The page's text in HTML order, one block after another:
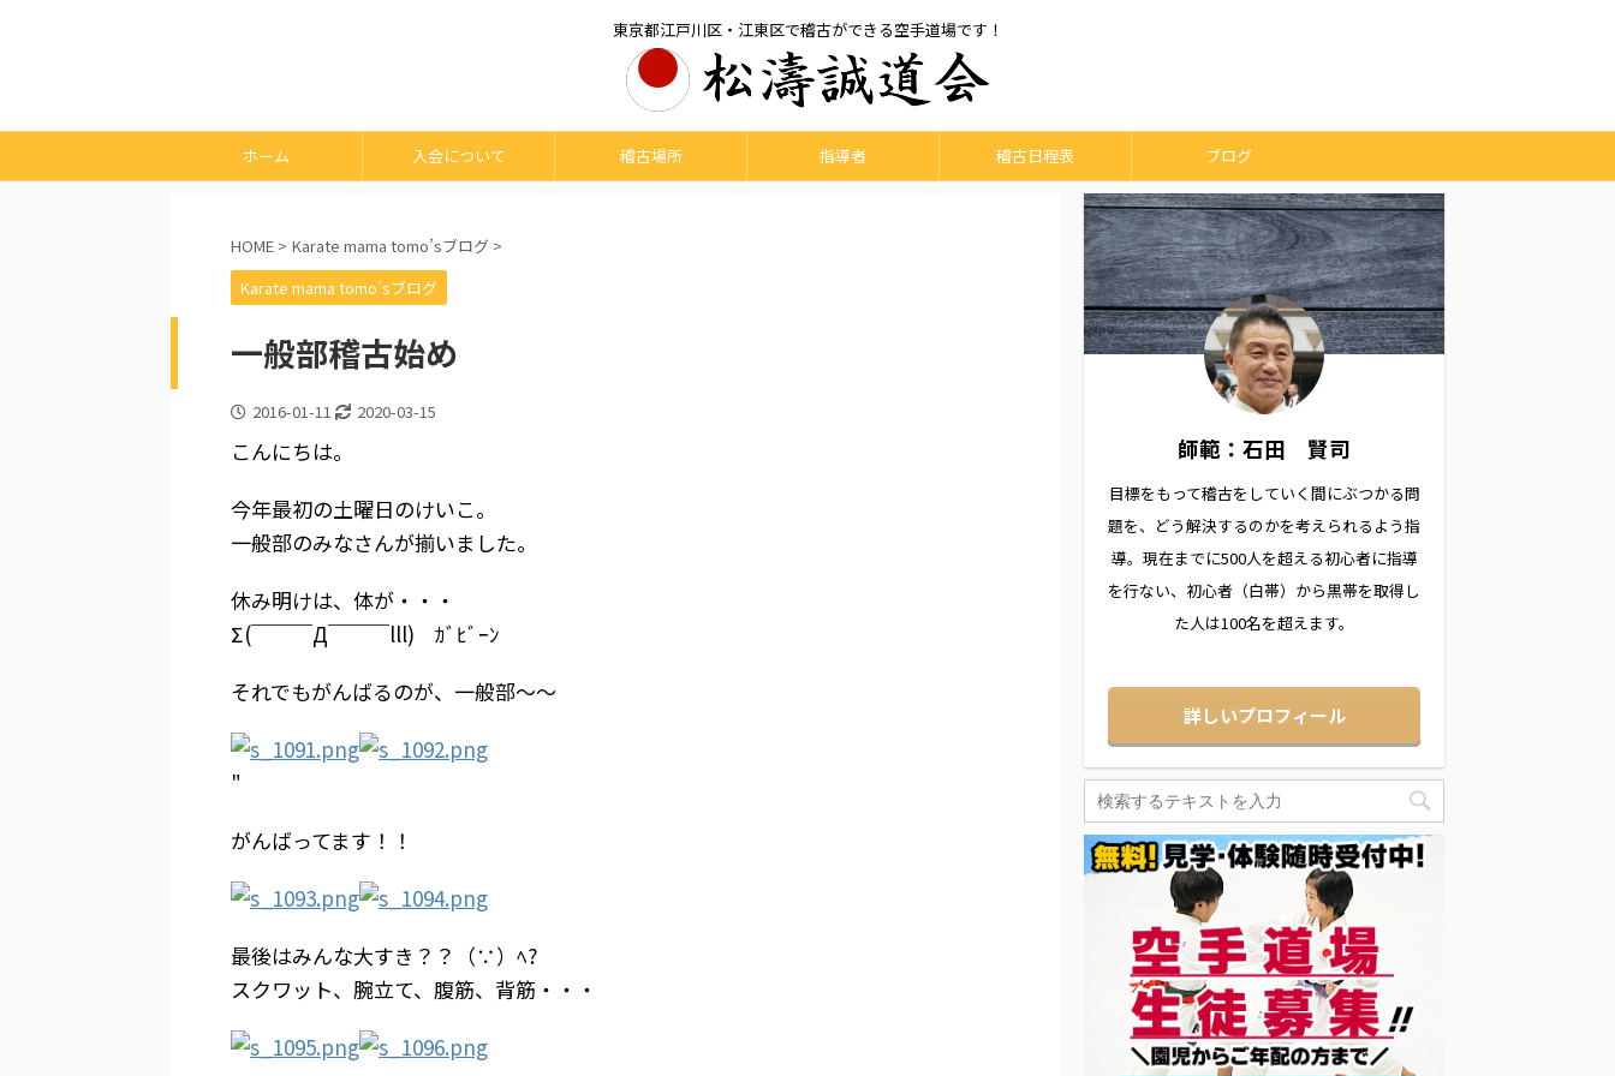
東京都江戸川区・江東区で稽古ができる空手道場です！
ホーム 入会について 稽古場所 指導者 稽古日程表 ブログ
HOME > Karate mama tomo’sブログ >
Karate mama tomo’sブログ
一般部稽古始め
2016-01-11 2020-03-15
こんにちは。
今年最初の土曜日のけいこ。
一般部のみなさんが揃いました。
休み明けは、体が・・・
Σ(￣￣￣Д￣￣￣lll) ｶﾞﾋﾞｰﾝ
それでもがんばるのが、一般部～～
"
がんばってます！！
最後はみんな大すき？？（∵）ﾍ?
スクワット、腕立て、腹筋、背筋・・・
師範：石田 賢司
目標をもって稽古をしていく間にぶつかる問
題を、どう解決するのかを考えられるよう指
導。現在までに500人を超える初心者に指導
を行ない、初心者（白帯）から黒帯を取得し
た人は100名を超えます。
詳しいプロフィール